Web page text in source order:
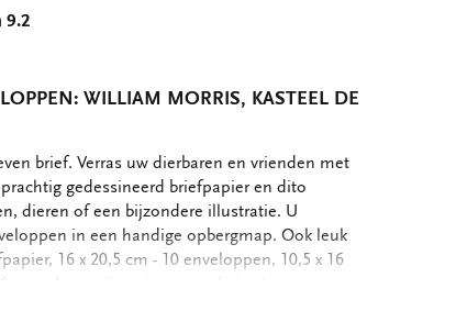
9.2
WILLIAM MORRIS, KASTEEL DE
brief. Verras uw dierbaren en vrienden met
gedessineerd briefpapier en dito
dieren of een bijzondere illustratie. U
in een handige opbergmap. Ook leuk
16 x 20,5 cm - 10 enveloppen, 10,5 x 16
grms houtvrij papier - verpakt in stevige
x 24,4, FC bedrukt - Totale gewicht: 122